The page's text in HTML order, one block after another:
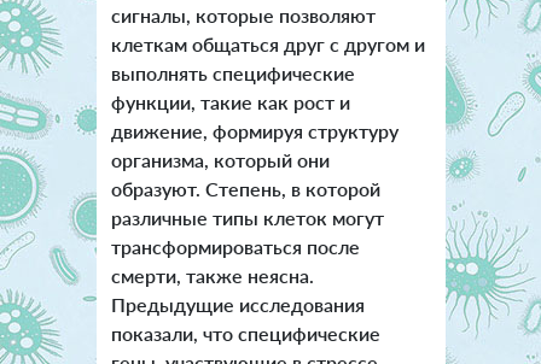
сигналы, которые позволяют
клеткам общаться друг с другом и
выполнять специфические
функции, такие как рост и
движение, формируя структуру
организма, который они
образуют. Степень, в которой
различные типы клеток могут
трансформироваться после
смерти, также неясна.
Предыдущие исследования
показали, что специфические